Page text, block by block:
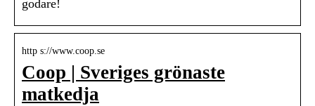
godare!
http s://www.coop.se
Coop | Sveriges grönaste
matkedja